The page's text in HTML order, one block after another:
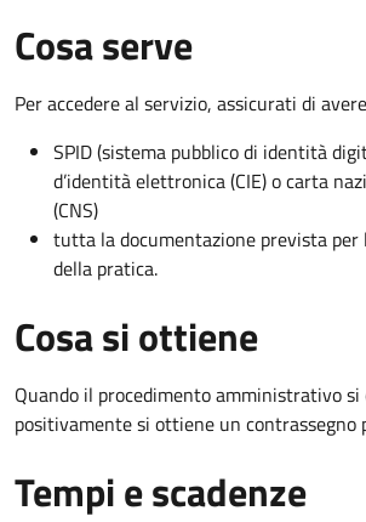
Cosa serve
Per accedere al servizio, assicurati di
SPID (sistema pubblico di identità
d’identità elettronica (CIE) o carta
(CNS)
tutta la documentazione prevista per
della pratica.
Cosa si ottiene
Quando il procedimento amministrativo si
positivamente si ottiene un contrassegno
Tempi e scadenze